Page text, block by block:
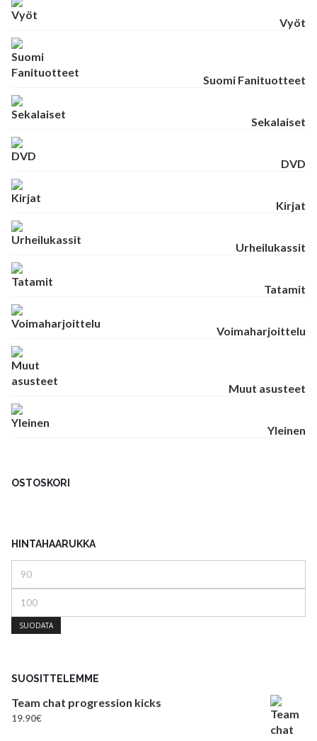
Vyöt
Suomi Fanituotteet
Sekalaiset
DVD
Kirjat
Urheilukassit
Tatamit
Voimaharjoittelu
Muut asusteet
Yleinen
OSTOSKORI
HINTAHAARUKKA
SUODATA
SUOSITTELEMME
Team chat progression kicks
19.90€